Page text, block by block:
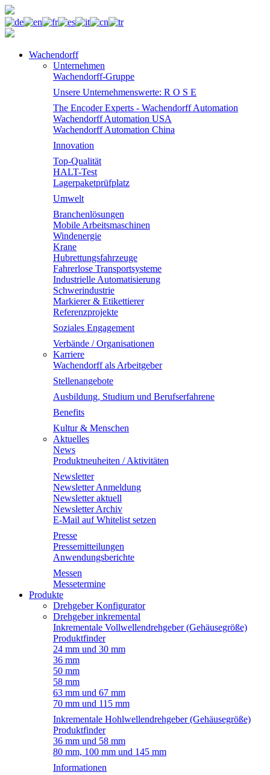
Wachendorff
Unternehmen
Wachendorff-Gruppe
Unsere Unternehmenswerte: R O S E
The Encoder Experts - Wachendorff Automation
Wachendorff Automation USA
Wachendorff Automation China
Innovation
Top-Qualität
HALT-Test
Lagerpaketprüfplatz
Umwelt
Branchenlösungen
Mobile Arbeitsmaschinen
Windenergie
Krane
Hubrettungsfahrzeuge
Fahrerlose Transportsysteme
Industrielle Automatisierung
Schwerindustrie
Markierer & Etikettierer
Referenzprojekte
Soziales Engagement
Verbände / Organisationen
Karriere
Wachendorff als Arbeitgeber
Stellenangebote
Ausbildung, Studium und Berufserfahrene
Benefits
Kultur & Menschen
Aktuelles
News
Produktneuheiten / Aktivitäten
Newsletter
Newsletter Anmeldung
Newsletter aktuell
Newsletter Archiv
E-Mail auf Whitelist setzen
Presse
Pressemitteilungen
Anwendungsberichte
Messen
Messetermine
Produkte
Drehgeber Konfigurator
Drehgeber inkremental
Inkrementale Vollwellendrehgeber (Gehäusegröße)
Produktfinder
24 mm und 30 mm
36 mm
50 mm
58 mm
63 mm und 67 mm
70 mm und 115 mm
Inkrementale Hohlwellendrehgeber (Gehäusegröße)
Produktfinder
36 mm und 58 mm
80 mm, 100 mm und 145 mm
Informationen